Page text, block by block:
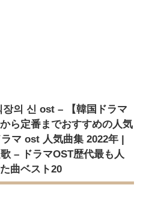
ンディング
장의 신 ost – 【韓国ドラマ
ら定番までおすすめの人気
マ ost 人気曲集 2022年 |
– ドラマOST歴代最も人
曲ベスト20